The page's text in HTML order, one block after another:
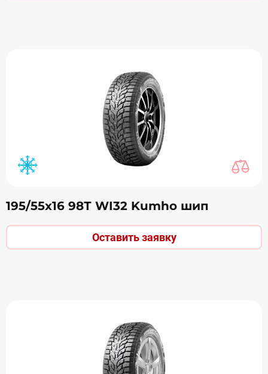
195/55х16 98Т WI32 Kumho шип
Оставить заявку